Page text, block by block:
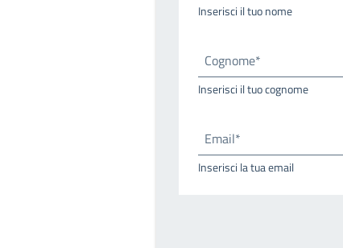
Inserisci il tuo nome
Cognome*
Inserisci il tuo cognome
Email*
Inserisci la tua email